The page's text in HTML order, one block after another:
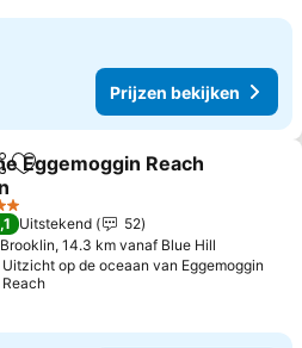
Prijzen bekijken
Toevoegen aan favorieten
Eggemoggin Reach
bekijken
Uitstekend
52
Brooklin, 14.3 km vanaf Blue Hill
Uitzicht op de oceaan van Eggemoggin
Reach